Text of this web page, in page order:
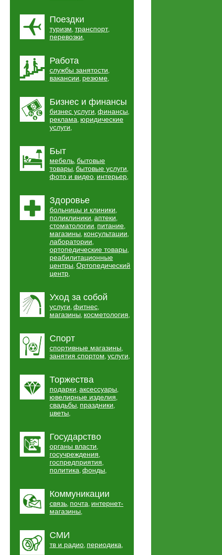
Поездки
туризм, транспорт,
перевозки,
Работа
службы занятости,
вакансии, резюме,
Бизнес и финансы
бизнес услуги, финансы,
реклама, юридические
услуги,
Быт
мебель, бытовые
товары, бытовые услуги,
фото и видео, интерьер,
Здоровье
больницы и клиники,
поликлиники, аптеки,
стоматологии, питание,
магазины, консультации,
лаборатории,
ортопедические товары,
реабилитационные
центры, Ортопедический
центр,
Уход за собой
услуги, фитнес,
магазины, косметология,
Спорт
спортивные магазины,
занятия спортом, услуги,
Торжества
подарки, аксессуары,
ювелирные изделия,
свадьбы, праздники,
цветы,
Государство
органы власти,
госучреждения,
госпредприятия,
политика, фонды,
Коммуникации
связь, почта, интернет-
магазины,
СМИ
тв и радио, периодика,